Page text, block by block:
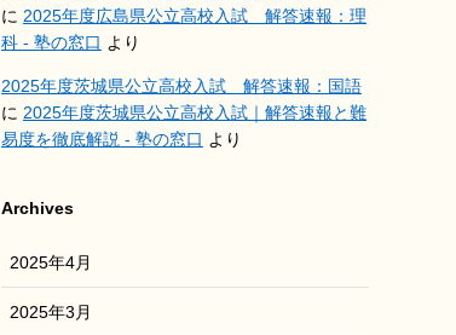
に 2025年度広島県公立高校入試 解答速報：理
科 - 塾の窓口 より
2025年度茨城県公立高校入試 解答速報：国語
に 2025年度茨城県公立高校入試｜解答速報と難
易度を徹底解説 - 塾の窓口 より
Archives
2025年4月
2025年3月